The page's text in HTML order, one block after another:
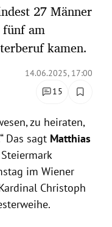
27 Männer
am
kamen.
14.06.2025, 17:00
15
zu heiraten,
Das sagt Matthias
im Wiener
Christoph